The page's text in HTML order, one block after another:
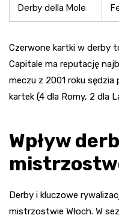
Derby della Mole
Czerwone kartki w derby
Capitale ma reputację
meczu z 2001 roku sędzia
kartek (4 dla Romy, 2 dla
Wpływ
Derby i kluczowe
mistrzostwie Włoch. W